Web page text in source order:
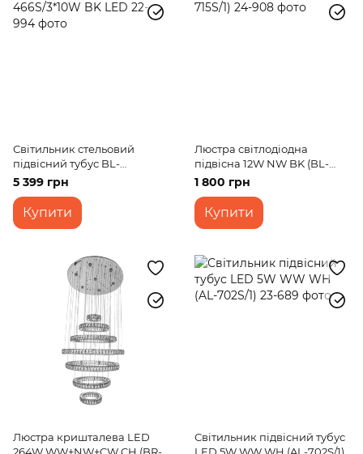
Світильник стельовий
підвісний тубус BL-
466S/3*10W BK LED
5 399 грн
Купити
Люстра світлодіодна
підвісна 12W NW BK (BL-
715S/1)
1 800 грн
Купити
Люстра кришталева LED
Світильник підвісний тубус